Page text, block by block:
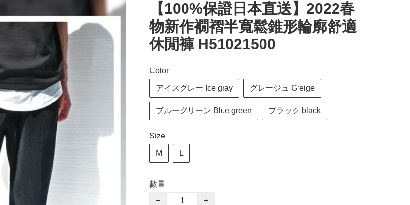
【100%保證日本直送】2022春
物新作襉褶半寬鬆錐形輪廓舒適
休閒褲 H51021500
Color
アイスグレー Ice gray グレージュ Greige
ブルーグリーン Blue green ブラック black
Size
M L
數量
−
+